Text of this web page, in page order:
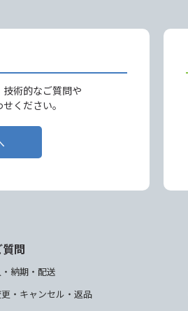
術的なご質問や
ください。
問
納期・配送
・キャンセル・返品